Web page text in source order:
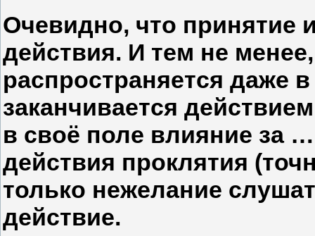
Очевидно, что принятие
действия. И тем не
распространяется даже
заканчивается
в своё поле влияние за
действия проклятия
только нежелание
действие.